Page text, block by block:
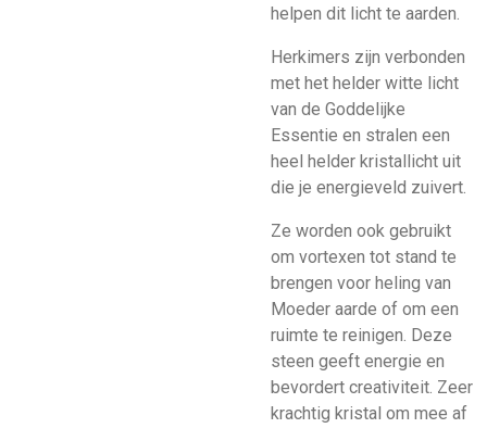
helpen dit licht te aarden.
Herkimers zijn verbonden
met het helder witte licht
van de Goddelijke
Essentie en stralen een
heel helder kristallicht uit
die je energieveld zuivert.
Ze worden ook gebruikt
om vortexen tot stand te
brengen voor heling van
Moeder aarde of om een
ruimte te reinigen. Deze
steen geeft energie en
bevordert creativiteit. Zeer
krachtig kristal om mee af